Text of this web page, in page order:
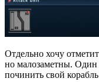
Отдельно хочу
но малозаметны.
починить свой